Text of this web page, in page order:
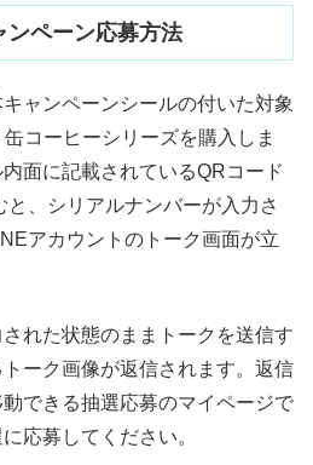
ンペーン応募方法
ャンペーンシールの付いた対象
コーヒーシリーズを購入しま
面に記載されているQRコード
、シリアルナンバーが入力さ
アカウントのトーク画面が立
れた状態のままトークを送信す
ーク画像が返信されます。返信
できる抽選応募のマイページで
応募してください。